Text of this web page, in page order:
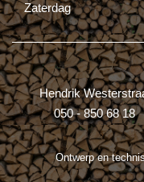
Zaterdag
Hendrik
050 - 850 68 18
Ontwerp en